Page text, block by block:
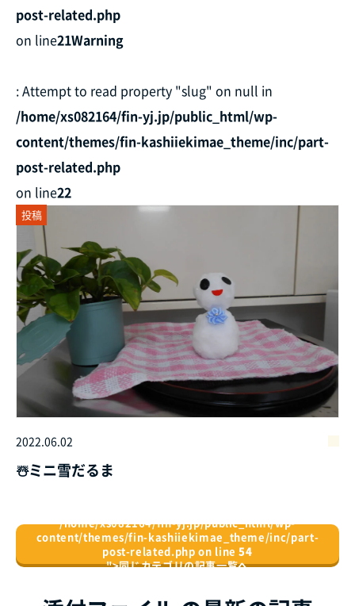
post-related.php
on line21Warning
: Attempt to read property "slug" on null in
/home/xs082164/fin-yj.jp/public_html/wp-
content/themes/fin-kashiiekimae_theme/inc/part-
post-related.php
on line22
投稿
2022.06.02
☃️ミニ雪だるま
/home/xs082164/fin-yj.jp/public_html/wp-
content/themes/fin-kashiiekimae_theme/inc/part-
post-related.php on line54
">同じカテゴリの記事⼀覧へ